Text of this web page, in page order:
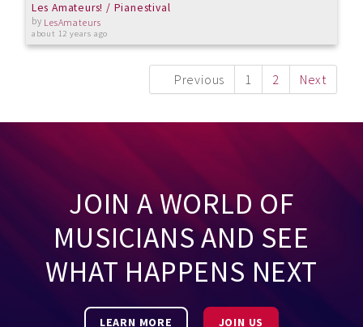
Les Amateurs! / Pianestival
by LesAmateurs
about 12 years ago
Previous 1 2 Next
JOIN A WORLD OF
MUSICIANS AND SEE
WHAT HAPPENS NEXT
LEARN MORE JOIN US